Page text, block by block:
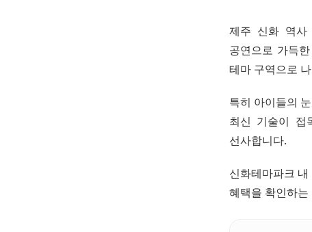
제주 신화 역사
공연으로 가득
테마 구역으로
특히 아이들의
최신 기술이
선사합니다.
신화테마파크
혜택을 확인하